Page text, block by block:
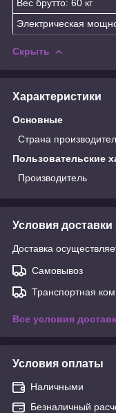
Вес брутто: 60 кг
Электрическая
Скрыть
Характеристики
Основные
Страна
Пользовательские
Производитель
Условия доставки
Доставка
Самовывоз
Транспортная
Все условия
Условия оплаты
Наличными
Безналичный